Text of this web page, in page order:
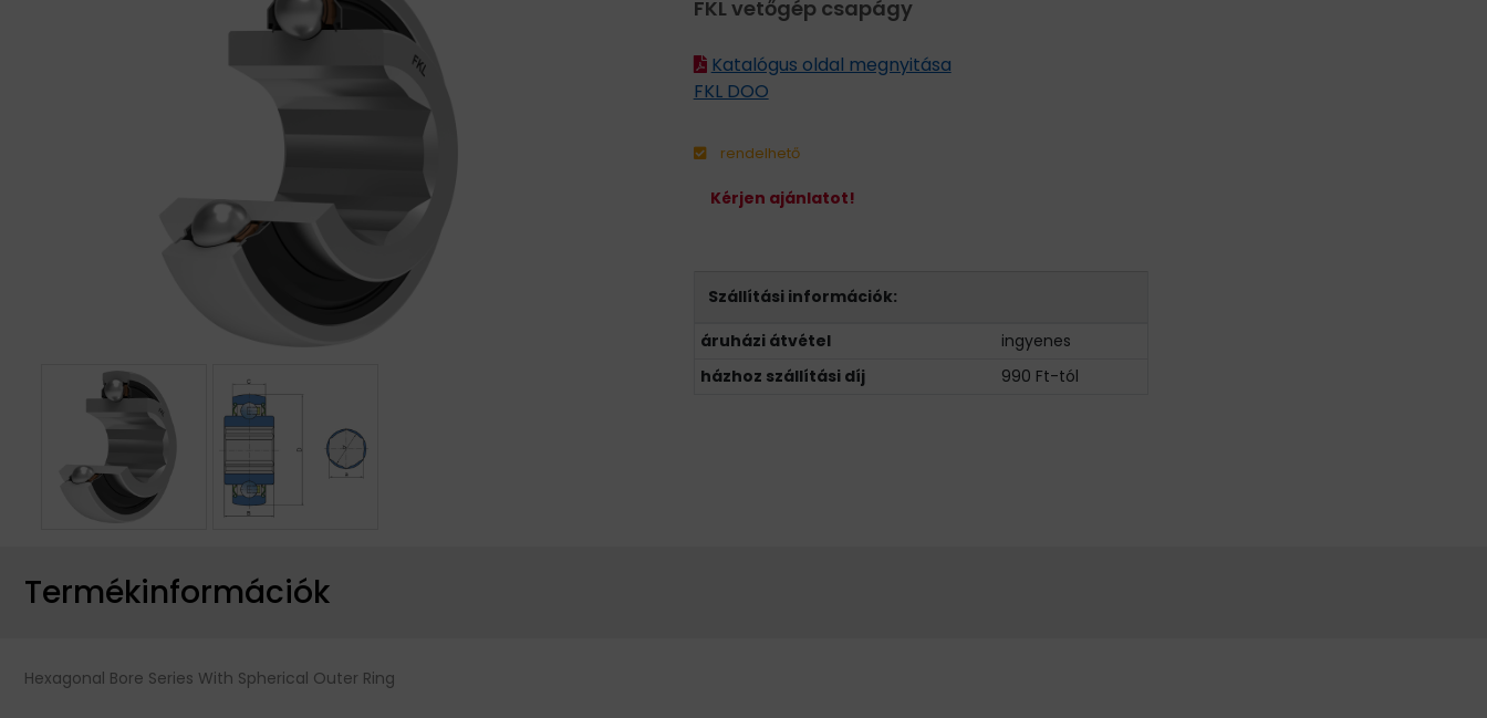
VÁSÁRLÁSI INFORMÁCIÓK
FKL vetőgép csapágy
Katalógus oldal megnyitása
FKL DOO
rendelhető
Kérjen ajánlatot!
Szállítási információk:
áruházi átvétel
ingyenes
házhoz szállítási díj
990 Ft-tól
Termékinformációk
Hexagonal Bore Series With Spherical Outer Ring